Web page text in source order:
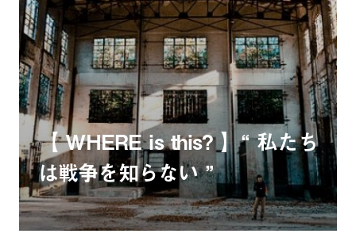
【 WHERE is this? 】“ 私たち
は戦争を知らない ”